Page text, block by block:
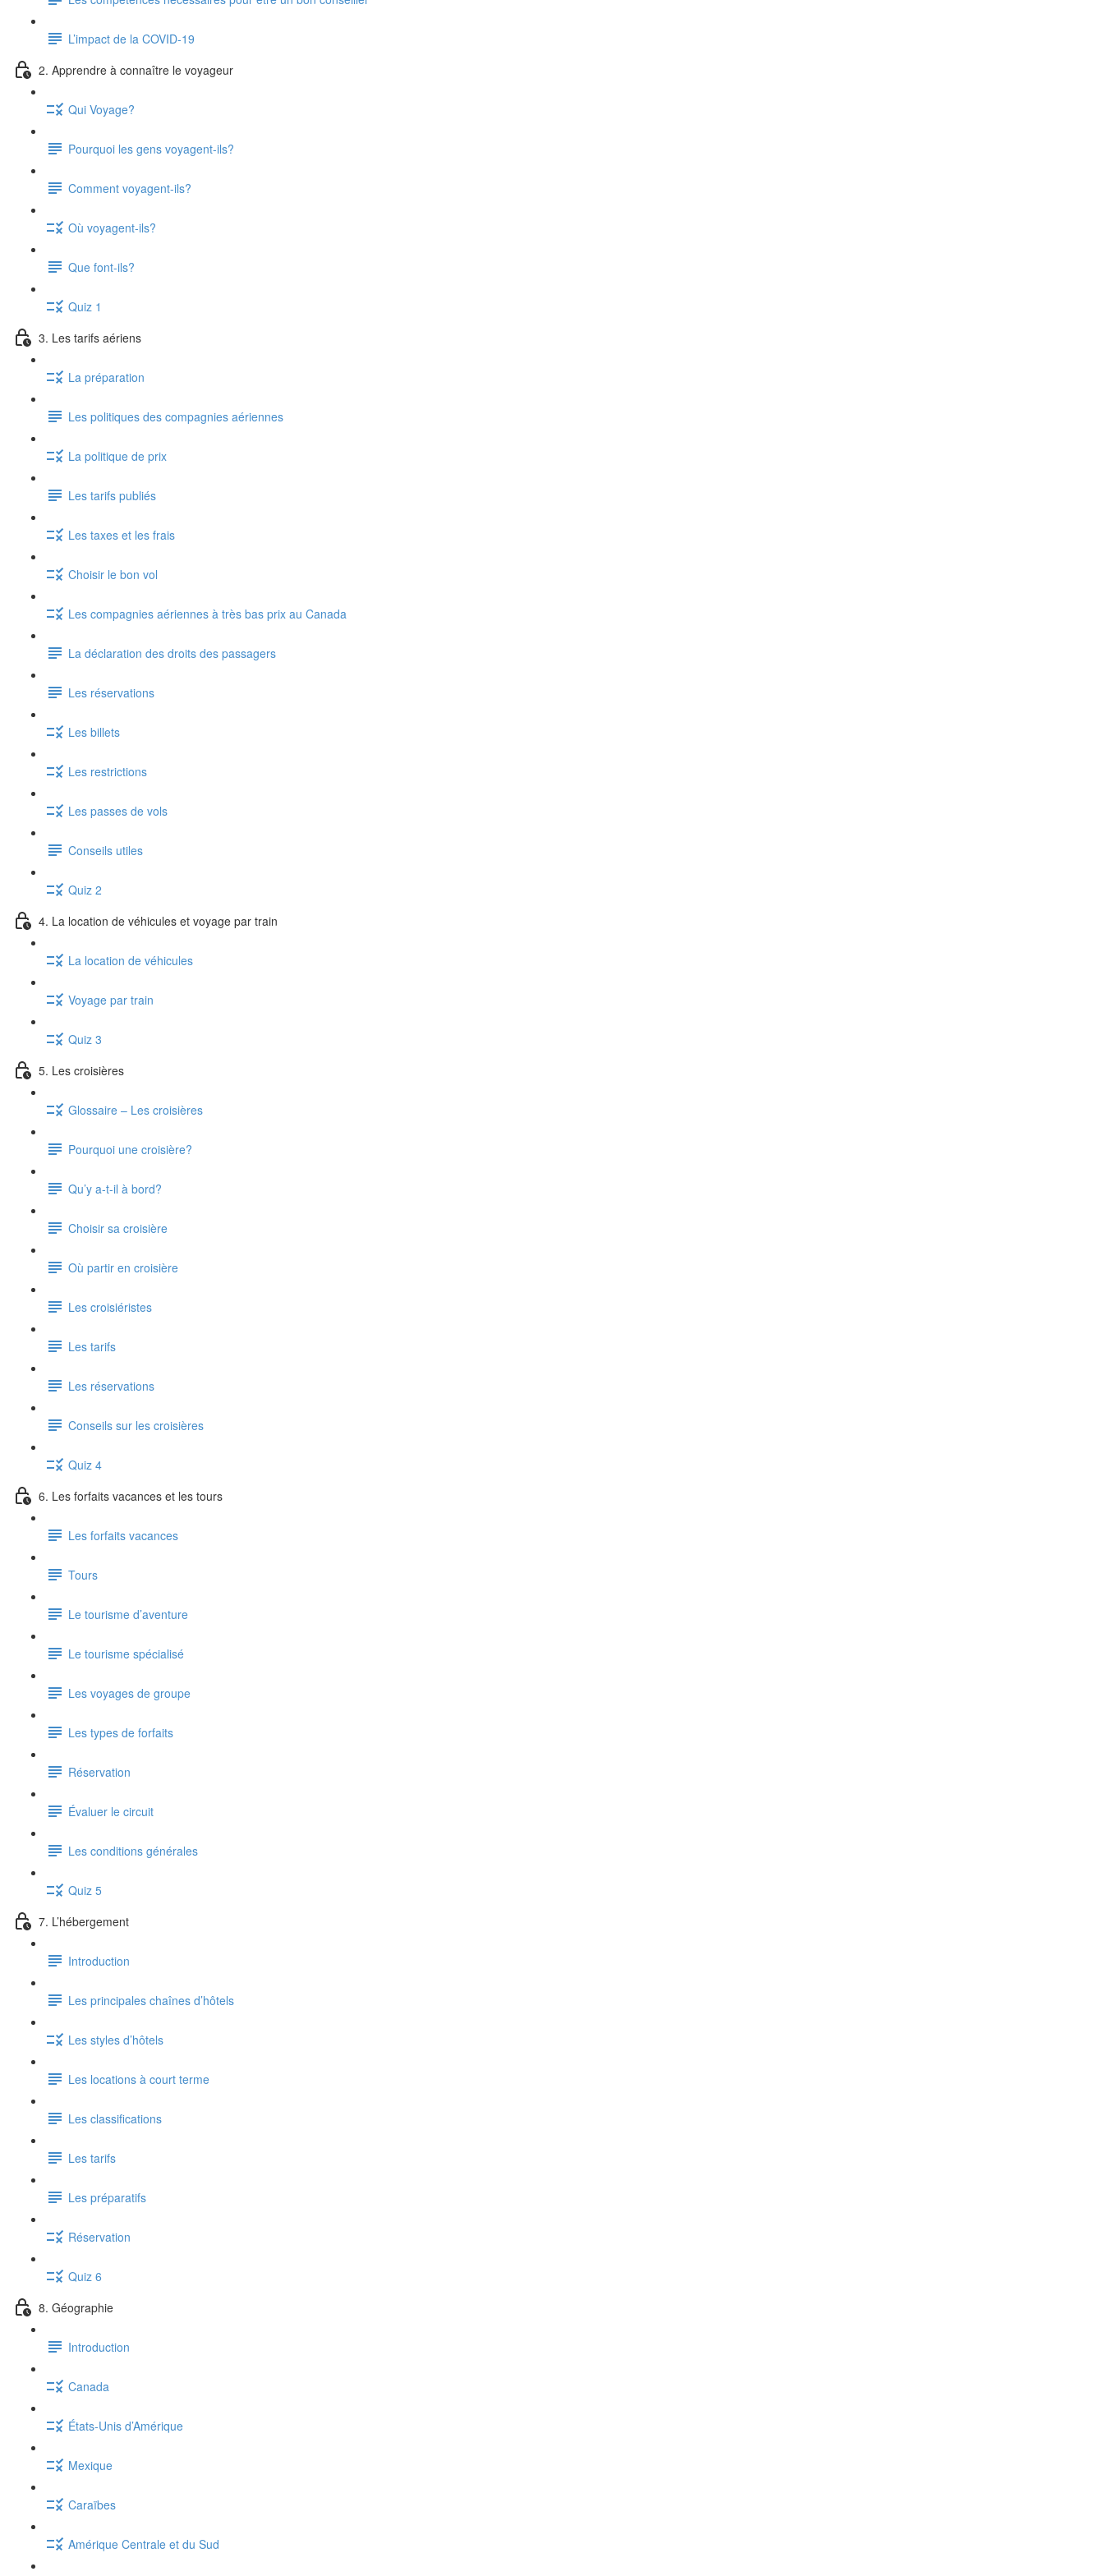
L’impact de la COVID-19
2. Apprendre à connaître le voyageur
Qui Voyage?
Pourquoi les gens voyagent-ils?
Comment voyagent-ils?
Où voyagent-ils?
Que font-ils?
Quiz 1
3. Les tarifs aériens
La préparation
Les politiques des compagnies aériennes
La politique de prix
Les tarifs publiés
Les taxes et les frais
Choisir le bon vol
Les compagnies aériennes à très bas prix au Canada
La déclaration des droits des passagers
Les réservations
Les billets
Les restrictions
Les passes de vols
Conseils utiles
Quiz 2
4. La location de véhicules et voyage par train
La location de véhicules
Voyage par train
Quiz 3
5. Les croisières
Glossaire – Les croisières
Pourquoi une croisière?
Qu’y a-t-il à bord?
Choisir sa croisière
Où partir en croisière
Les croisiéristes
Les tarifs
Les réservations
Conseils sur les croisières
Quiz 4
6. Les forfaits vacances et les tours
Les forfaits vacances
Tours
Le tourisme d’aventure
Le tourisme spécialisé
Les voyages de groupe
Les types de forfaits
Réservation
Évaluer le circuit
Les conditions générales
Quiz 5
7. L’hébergement
Introduction
Les principales chaînes d’hôtels
Les styles d’hôtels
Les locations à court terme
Les classifications
Les tarifs
Les préparatifs
Réservation
Quiz 6
8. Géographie
Introduction
Canada
États-Unis d’Amérique
Mexique
Caraïbes
Amérique Centrale et du Sud